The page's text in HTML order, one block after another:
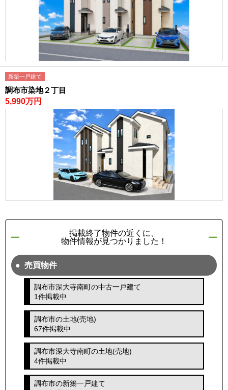
新築一戸建て
調布市染地２丁目
5,990万円
掲載終了物件の近くに、
物件情報が見つかりました！
売買物件
調布市深大寺南町の中古一戸建て
1件掲載中
調布市の土地(売地)
67件掲載中
調布市深大寺南町の土地(売地)
4件掲載中
調布市の新築一戸建て